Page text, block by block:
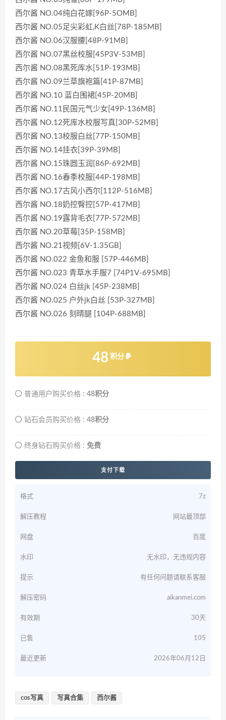
西尔酱 NO.04纯白花嫁[96P-5OMB]
西尔酱 NO.05足尖彩虹,K白丝[78P-185MB]
西尔酱 NO.06汉服腰[48P-91MB]
西尔酱 NO.07黑丝校服[45P3V-53MB]
西尔酱 NO.08黑死库水[51P-193MB]
西尔酱 NO.09兰草旗袍篇[41P-87MB]
西尔酱 NO.10 蓝白围裙[45P-20MB]
西尔酱 NO.11民国元气少女[49P-136MB]
西尔酱 NO.12死库水校服写真[30P-52MB]
西尔酱 NO.13校服白丝[77P-150MB]
西尔酱 NO.14挂衣[39P-39MB]
西尔酱 NO.15珠圆玉润[86P-692MB]
西尔酱 NO.16春季校服[44P-198MB]
西尔酱 NO.17古风小西尔[112P-516MB]
西尔酱 NO.18奶控臀控[57P-417MB]
西尔酱 NO.19露背毛衣[77P-572MB]
西尔酱 NO.20草莓[35P-158MB]
西尔酱 NO.21视频[6V-1.35GB]
西尔酱 NO.022 金鱼和服 [57P-446MB]
西尔酱 NO.023 青草水手服7 [74P1V-695MB]
西尔酱 NO.024 白丝jk [45P-238MB]
西尔酱 NO.025 户外jk白丝 [53P-327MB]
西尔酱 NO.026 刻晴腿 [104P-688MB]
48 积分
普通用户购买价格 : 48积分
钻石会员购买价格 : 48积分
终身钻石购买价格 : 免费
支付下载
格式 7z
解压教程 网站最顶部
网盘 百度
水印 无水印，无违规内容
提示 有任何问题请联系客服
解压密码 aikanmei.com
有效期 30天
已售 105
最近更新 2026年06月12日
cos写真 写真合集 西尔酱